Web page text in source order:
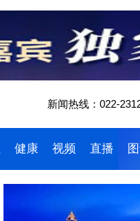
新闻热线：022-
健康 视频 直播